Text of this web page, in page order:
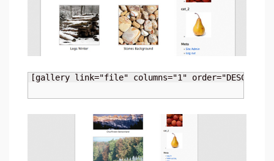
[gallery link="file" columns="1" order="DESC"